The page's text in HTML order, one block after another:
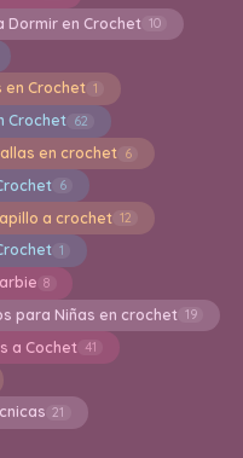
Dormir en Crochet 10
en Crochet 1
Crochet 62
en crochet 6
6
a crochet 12
1
8
para Niñas en crochet 19
a Cochet 41
21